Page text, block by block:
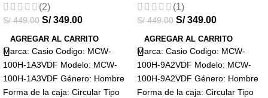
(2)
S/449.00 S/349.00
AGREGAR AL CARRITO
Marca: Casio Codigo: MCW-
100H-1A3VDF Modelo: MCW-
100H-1A3VDF Género: Hombre
Forma de la caja: Circular Tipo
(1)
S/449.00 S/349.00
AGREGAR AL CARRITO
Marca: Casio Codigo: MCW-
100H-9A2VDF Modelo: MCW-
100H-9A2VDF Género: Hombre
Forma de la caja: Circular Tipo